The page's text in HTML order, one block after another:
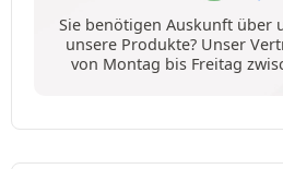
Sie benötigen Auskunft über
unsere Produkte? Unser
von Montag bis Freitag